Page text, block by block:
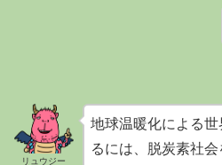
リュウジー
地球温暖化による世
るには、脱炭素社